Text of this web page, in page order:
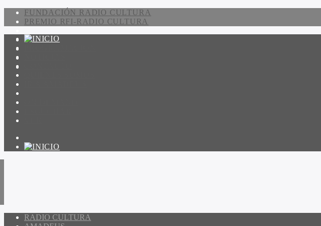
FUNDACIÓN RADIO CULTURA
PREMIO RFI-RADIO CULTURA
RADIO CULTURA